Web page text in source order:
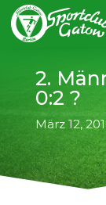
2.
0:2 ?
März 12,